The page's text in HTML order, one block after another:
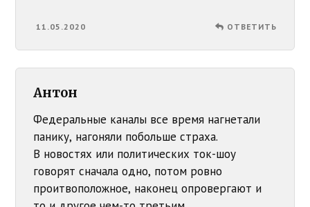
11.05.2020 ОТВЕТИТЬ
Антон
Федеральные каналы все время нагнетали
панику, нагоняли побольше страха.
В новостях или политических ток-шоу
говорят сначала одно, потом ровно
проитвоположное, наконец опровергают и